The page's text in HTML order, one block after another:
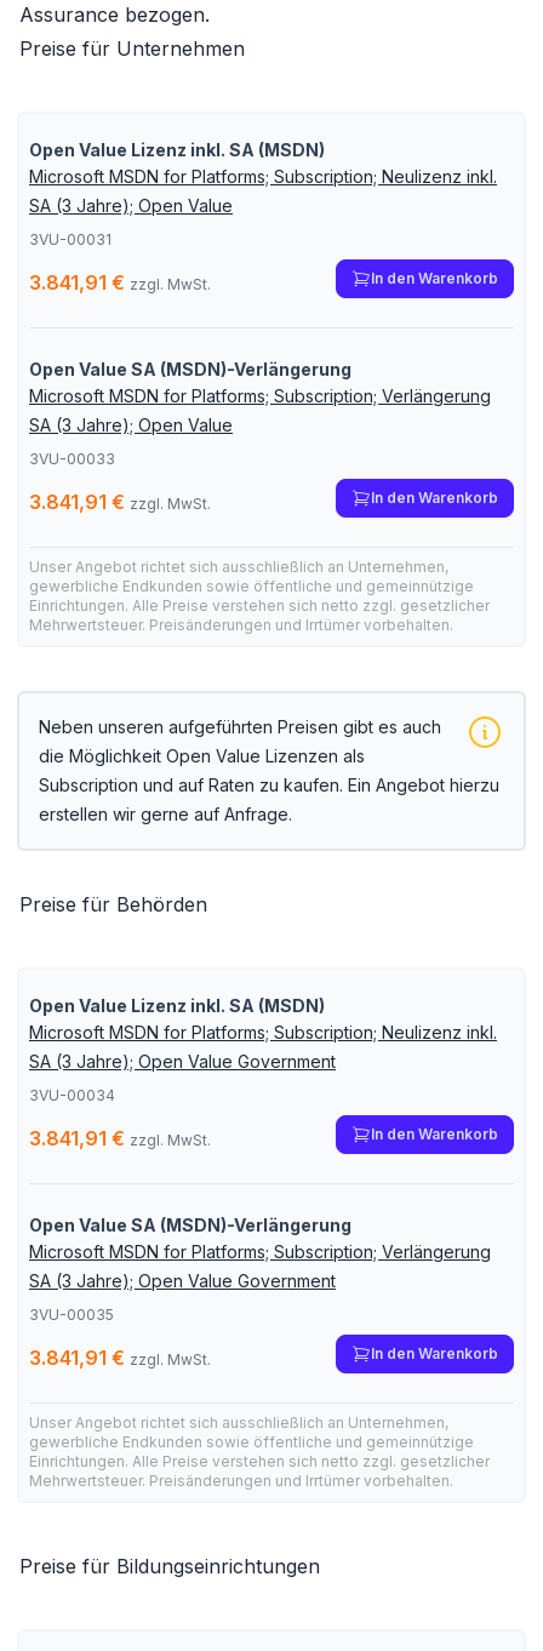
Assurance bezogen.
Preise für Unternehmen
Open Value Lizenz inkl. SA (MSDN)
Microsoft MSDN for Platforms; Subscription; Neulizenz inkl.
SA (3 Jahre); Open Value
3VU-00031
3.841,91 € zzgl. MwSt. In den Warenkorb
Open Value SA (MSDN)-Verlängerung
Microsoft MSDN for Platforms; Subscription; Verlängerung
SA (3 Jahre); Open Value
3VU-00033
3.841,91 € zzgl. MwSt. In den Warenkorb
Unser Angebot richtet sich ausschließlich an Unternehmen,
gewerbliche Endkunden sowie öffentliche und gemeinnützige
Einrichtungen. Alle Preise verstehen sich netto zzgl. gesetzlicher
Mehrwertsteuer. Preisänderungen und Irrtümer vorbehalten.
Neben unseren aufgeführten Preisen gibt es auch
die Möglichkeit Open Value Lizenzen als
Subscription und auf Raten zu kaufen. Ein Angebot hierzu
erstellen wir gerne auf Anfrage.
Preise für Behörden
Open Value Lizenz inkl. SA (MSDN)
Microsoft MSDN for Platforms; Subscription; Neulizenz inkl.
SA (3 Jahre); Open Value Government
3VU-00034
3.841,91 € zzgl. MwSt. In den Warenkorb
Open Value SA (MSDN)-Verlängerung
Microsoft MSDN for Platforms; Subscription; Verlängerung
SA (3 Jahre); Open Value Government
3VU-00035
3.841,91 € zzgl. MwSt. In den Warenkorb
Unser Angebot richtet sich ausschließlich an Unternehmen,
gewerbliche Endkunden sowie öffentliche und gemeinnützige
Einrichtungen. Alle Preise verstehen sich netto zzgl. gesetzlicher
Mehrwertsteuer. Preisänderungen und Irrtümer vorbehalten.
Preise für Bildungseinrichtungen